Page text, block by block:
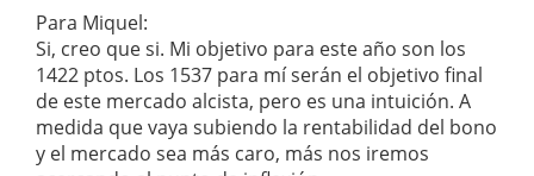
Para Miquel:
Si, creo que si. Mi objetivo para este año son los
1422 ptos. Los 1537 para mí serán el objetivo final
de este mercado alcista, pero es una intuición. A
medida que vaya subiendo la rentabilidad del bono
y el mercado sea más caro, más nos iremos